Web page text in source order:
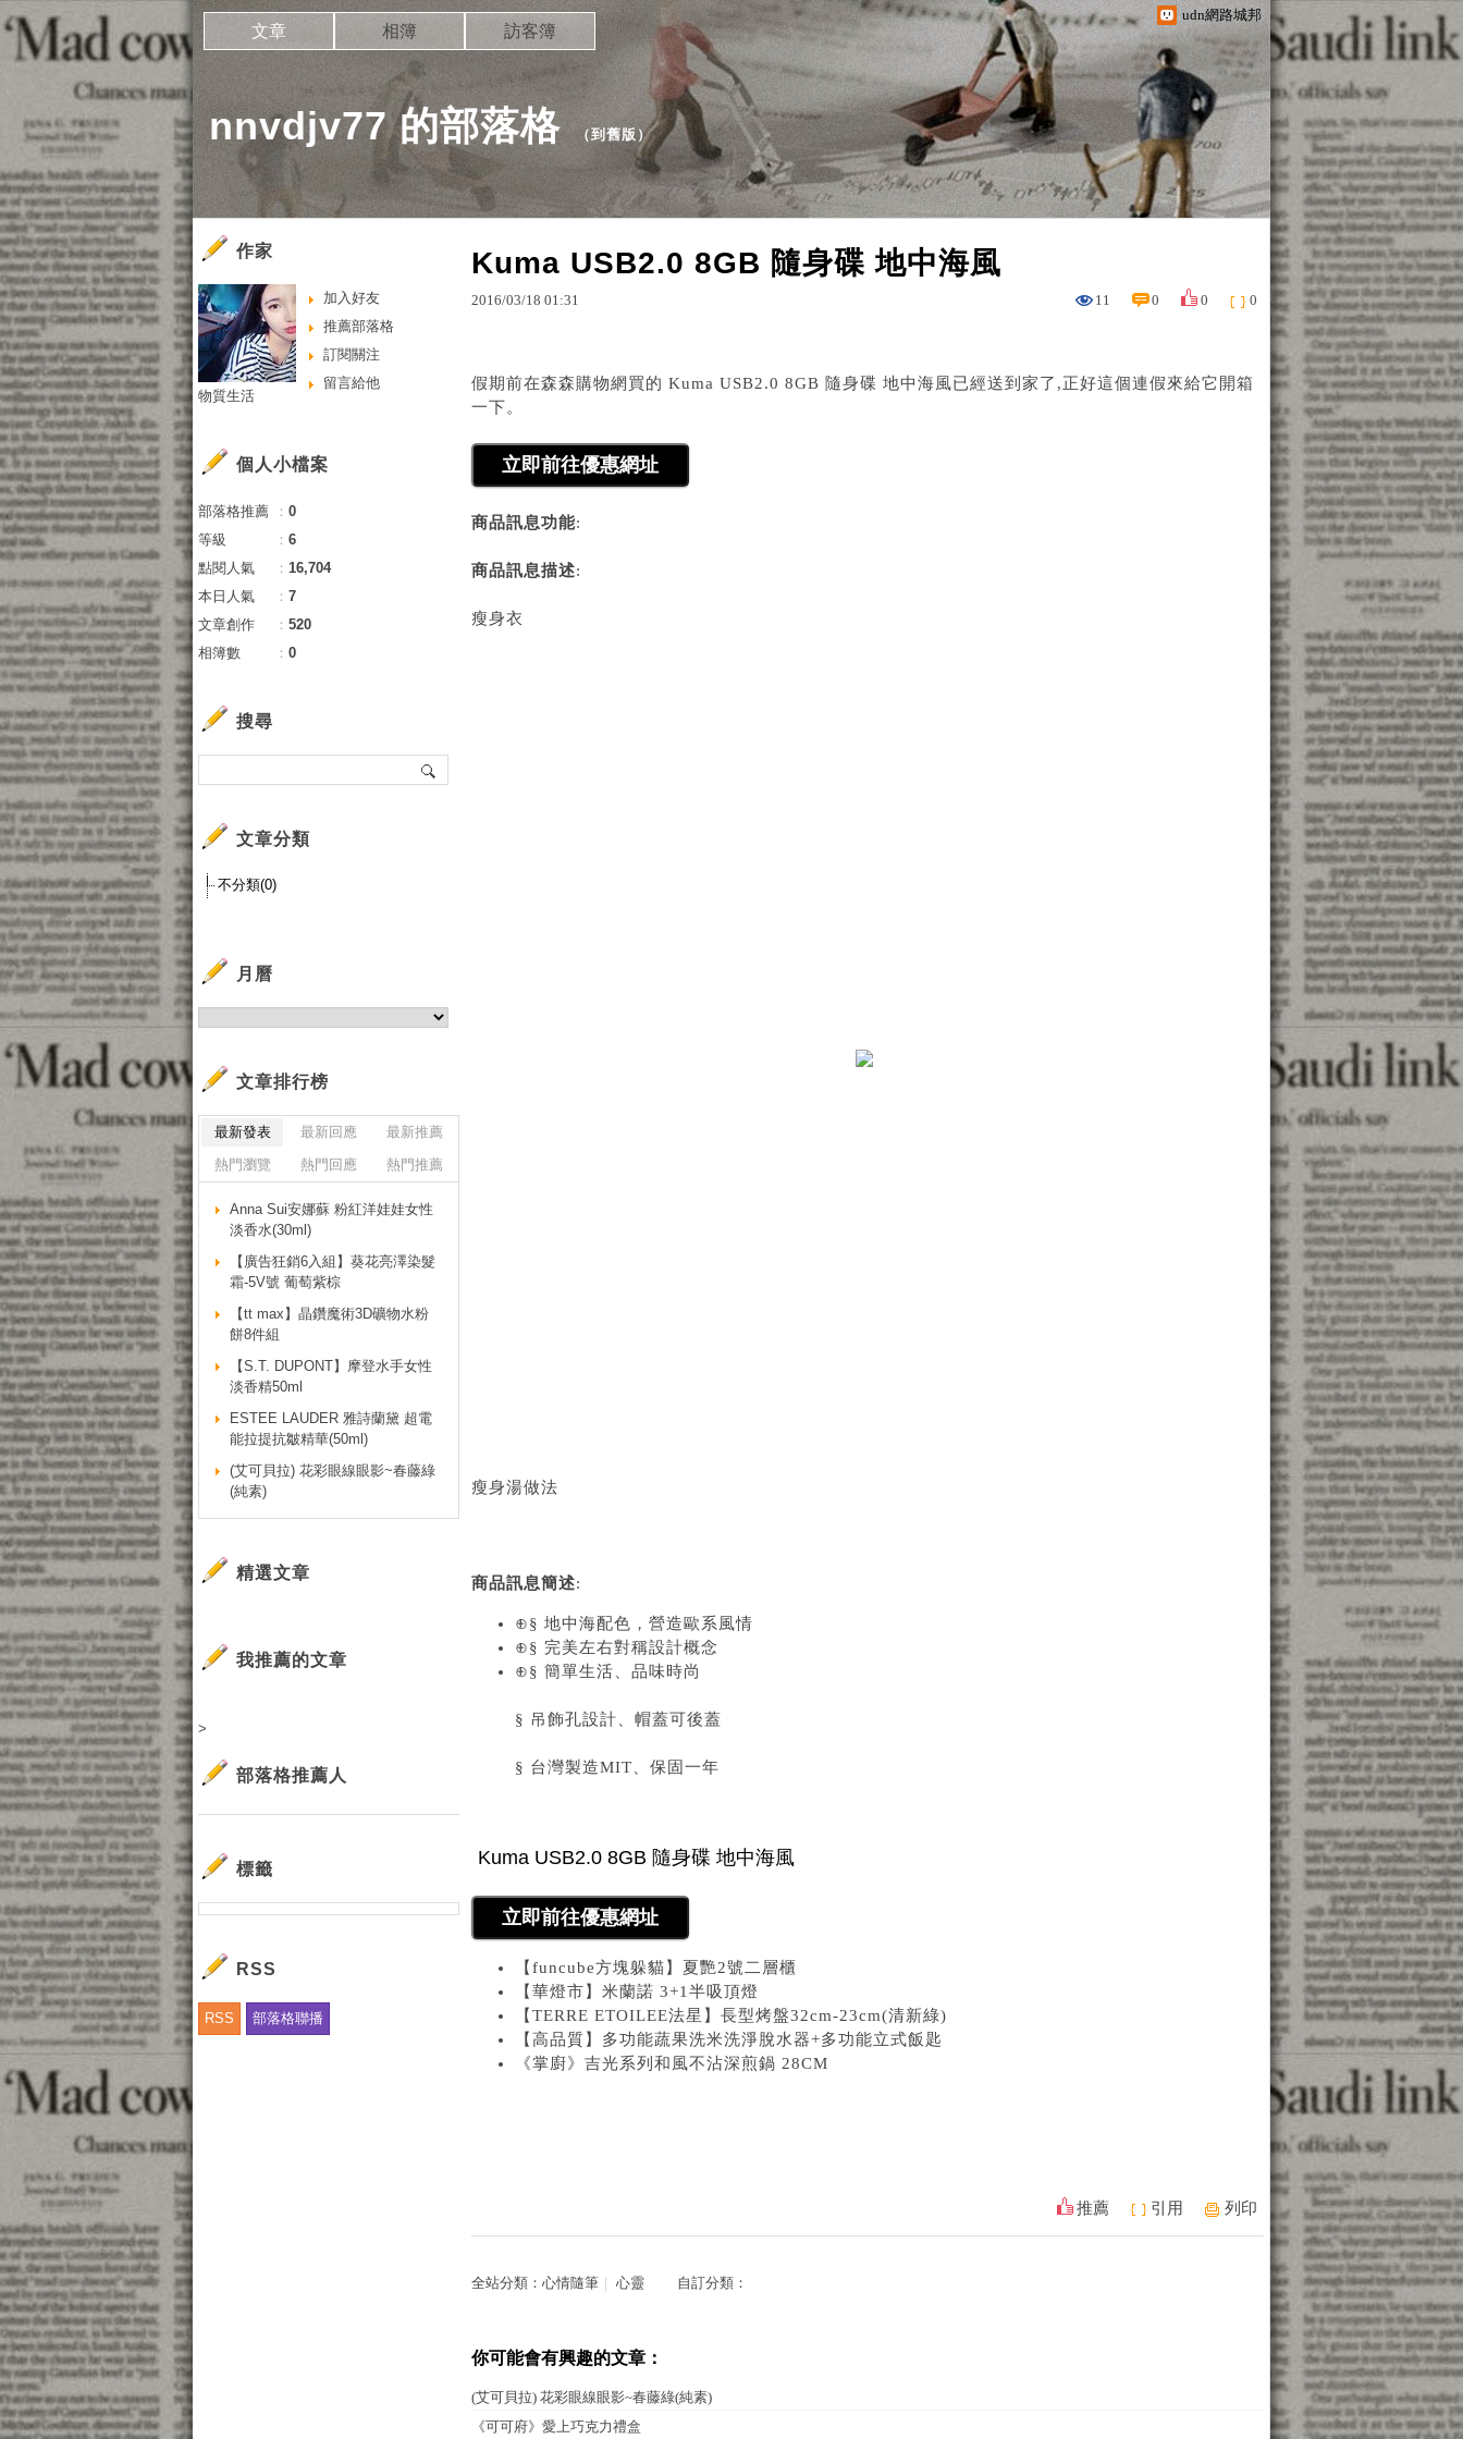
udn網路城邦
nnvdjv77 的部落格 （到舊版）
文章 相簿 訪客簿
Kuma USB2.0 8GB 隨身碟 地中海風
2016/03/18 01:31 11 0 0 0
假期前在森森購物網買的 Kuma USB2.0 8GB 隨身碟 地中海風已經送到家了,正好這個連假來給它開箱
一下。
商品訊息功能:
商品訊息描述:
瘦身衣
瘦身湯做法
商品訊息簡述:
⊕§ 地中海配色，營造歐系風情
⊕§ 完美左右對稱設計概念
⊕§ 簡單生活、品味時尚
§ 吊飾孔設計、帽蓋可後蓋
§ 台灣製造MIT、保固一年
【funcube方塊躲貓】夏艷2號二層櫃
【華燈市】米蘭諾 3+1半吸頂燈
【TERRE ETOILEE法星】長型烤盤32cm-23cm(清新綠)
【高品質】多功能蔬果洗米洗淨脫水器+多功能立式飯匙
《掌廚》吉光系列和風不沾深煎鍋 28CM
推薦 引用 列印
全站分類： 心情隨筆 心靈 自訂分類：
你可能會有興趣的文章：
(艾可貝拉) 花彩眼線眼影~春藤綠(純素)
《可可府》愛上巧克力禮盒
作家
加入好友
推薦部落格
訂閱關注
留言給他
物質生活
個人小檔案
部落格推薦 ： 0
等級
： 6
點閱人氣
： 16,704
本日人氣
： 7
文章創作
： 520
相簿數
： 0
搜尋
文章分類
不分類(0)
月曆
文章排行榜
最新發表 最新回應
最新推薦
熱門瀏覽
熱門回應 熱門推薦
Anna Sui安娜蘇 粉紅洋娃娃女性
淡香水(30ml)
【廣告狂銷6入組】葵花亮澤染髮
霜-5V號 葡萄紫棕
【tt max】晶鑽魔術3D礦物水粉
餅8件組
【S.T. DUPONT】摩登水手女性
淡香精50ml
ESTEE LAUDER 雅詩蘭黛 超電
能拉提抗皺精華(50ml)
(艾可貝拉) 花彩眼線眼影~春藤綠
(純素)
精選文章
我推薦的文章
>
部落格推薦人
標籤
RSS
RSS 部落格聯播